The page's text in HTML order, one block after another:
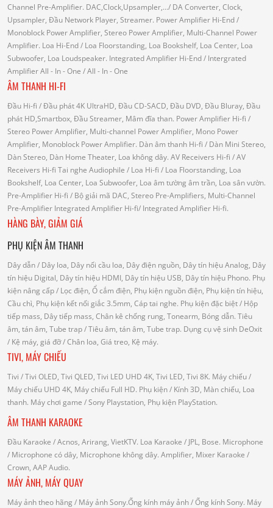
Channel Pre-Amplifier. DAC,Clock,Upsampler,.../ DA Converter, Clock,
Upsampler, Đầu Network Player, Streamer. Power Amplifier Hi-End/
Monoblock Power Amplifier, Stereo Power Amplifier, Multi-Channel Power
Amplifier. Loa Hi-End/ Loa Floorstanding, Loa Bookshelf, Loa Center, Loa
Subwoofer, Loa Loudspeaker. Integrated Amplifier Hi-End/ Intergrated
AmplifierAll - In - One / All - In - One
ÂM THANH HI-FI
Đầu Hi-fi / Đầu phát 4K UltraHD, Đầu CD-SACD, Đầu DVD, Đầu Bluray, Đầu
phát HD,Smartbox, Đầu Streamer, Mâm đĩa than. Power Amplifier Hi-fi /
Stereo Power Amplifier, Multi-channel Power Amplifier, Mono Power
Amplifier, Monoblock Power Amplifier. Dàn âm thanh Hi-fi / Dàn Mini Stereo,
Dàn Stereo, Dàn Home Theater, Loa không dây. AV Receivers Hi-fi / AV
Receivers Hi-fi Tai nghe Audiophile / Loa Hi-fi / Loa Floorstanding, Loa
Bookshelf, Loa Center, Loa Subwoofer, Loa âm tường âm trần, Loa sân vườn.
Pre-Amplifier Hi-fi / Bộ giải mã DAC, Stereo Pre-Amplifiers, Multi-Channel
Pre-Amplifier Integrated Amplifier Hi-fi/ Integrated Amplifier Hi-fi.
HÀNG BÀY, GIẢM GIÁ
PHỤ KIỆN ÂM THANH
Dây dẫn/ Dây loa, Dây nối cầu loa, Dây điện nguồn, Dây tín hiệu Analog, Dây
tín hiệu Digital, Dây tín hiệu HDMI, Dây tín hiệu USB, Dây tín hiệu Phono. Phụ
kiện nâng cấp/ Lọc điện, Ổ cắm điện, Phụ kiện nguồn điện, Phụ kiện tín hiệu,
Cầu chì, Phụ kiện kết nối giắc 3.5mm, Cáp tai nghe. Phụ kiện đặc biệt/ Hộp
tiếp mass, Dây tiếp mass, Chân kê chống rung, Tonearm, Bóng dẫn. Tiêu
âm, tán âm, Tube trap/ Tiêu âm, tán âm, Tube trap. Dụng cụ vệ sinh DeOxit
/ Kệ máy, giá đỡ/ Chân loa, Giá treo, Kệ máy.
TIVI, MÁY CHIẾU
Tivi / Tivi OLED, Tivi QLED, Tivi LED UHD 4K, Tivi LED, Tivi 8K. Máy chiếu/
Máy chiếu UHD 4K, Máy chiếu Full HD. Phụ kiện/ Kính 3D, Màn chiếu, Loa
thanh. Máy chơi game / Sony Playstation, Phụ kiện PlayStation.
ÂM THANH KARAOKE
Đầu Karaoke / Acnos, Arirang, VietKTV. Loa Karaoke / JPL, Bose. Microphone
/ Microphone có dây, Microphone không dây. Amplifier, Mixer Karaoke /
Crown, AAP Audio.
MÁY ẢNH, MÁY QUAY
Máy ảnh theo hãng / Máy ảnh Sony.Ống kính máy ảnh / Ống kính Sony. Máy